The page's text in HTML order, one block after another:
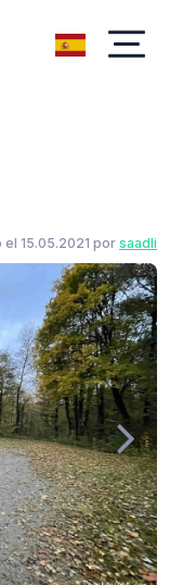
el 15.05.2021 por saadli